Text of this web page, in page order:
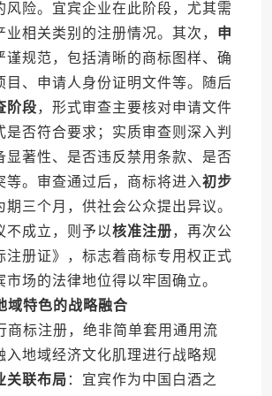
风险。宜宾企业在此阶段，尤其需
业相关类别的注册情况。其次， 申
谨规范，包括清晰的商标图样、确
目、申请人身份证明文件等。随后
阶段，形式审查主要核对申请文件
是否符合要求；实质审查则深入判
显著性、是否违反禁用条款、是否
等。审查通过后，商标将进入初步
期三个月，供社会公众提出异议。
不成立，则予以核准注册，再次公
注册证》，标志着商标专用权正式
市场的法律地位得以牢固确立。
域特色的战略融合
标注册，绝非简单套用通用流
入地域经济文化肌理进行战略规
关联布局 ：宜宾作为中国白酒之